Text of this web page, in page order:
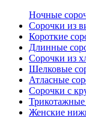
Ночные
Сорочки из
Короткие
Длинные
Сорочки из
Шелковые
Атласные
Сорочки с
Трикотажные
Женские